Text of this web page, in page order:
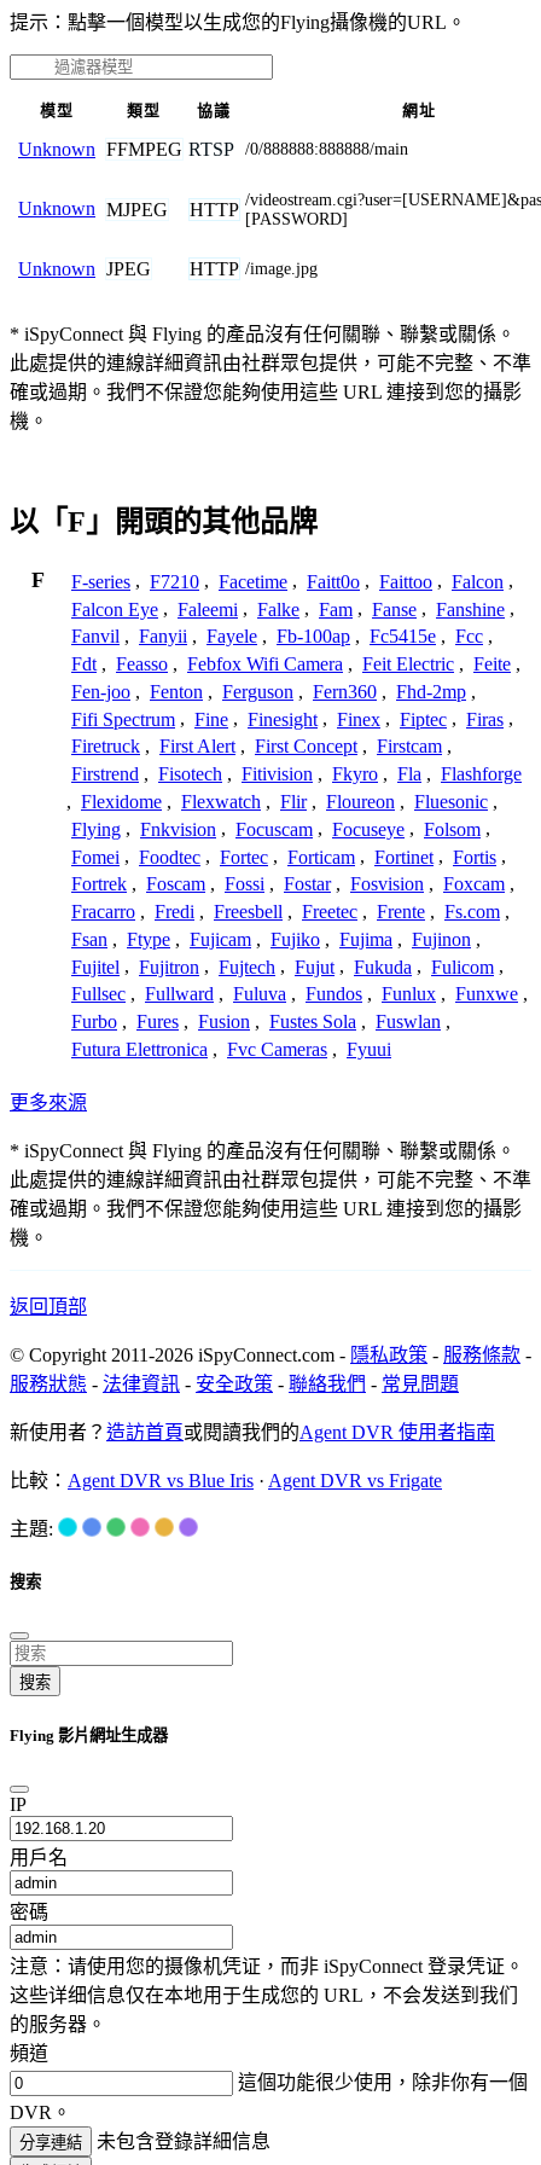
提示：點擊一個模型以生成您的Flying攝像機的URL。
模型 類型 協議 網址
Unknown FFMPEG RTSP /0/888888:888888/main
Unknown MJPEG HTTP /
[PASSWORD]
Unknown JPEG HTTP /image.jpg
* iSpyConnect 與 Flying 的產品沒有任何關聯、聯繫或關係。
此處提供的連線詳細資訊由社群眾包提供，可能不完整、不準
確或過期。我們不保證您能夠使用這些 URL 連接到您的攝影
機。
以「F」開頭的其他品牌
F F-series , F7210 , Facetime , Faitt0o , Faittoo , Falcon ,
Falcon Eye , Faleemi , Falke , Fam , Fanse , Fanshine ,
Fanvil , Fanyii , Fayele , Fb-100ap , Fc5415e , Fcc ,
Fdt , Feasso , Febfox Wifi Camera , Feit Electric , Feite ,
Fen-joo , Fenton , Ferguson , Fern360 , Fhd-2mp ,
Fifi Spectrum , Fine , Finesight , Finex , Fiptec , Firas ,
Firetruck , First Alert , First Concept , Firstcam ,
Firstrend , Fisotech , Fitivision , Fkyro , Fla , Flashforge
, Flexidome , Flexwatch , Flir , Floureon , Fluesonic ,
Flying , Fnkvision , Focuscam , Focuseye , Folsom ,
Fomei , Foodtec , Fortec , Forticam , Fortinet , Fortis ,
Fortrek , Foscam , Fossi , Fostar , Fosvision , Foxcam ,
Fracarro , Fredi , Freesbell , Freetec , Frente , Fs.com ,
Fsan , Ftype , Fujicam , Fujiko , Fujima , Fujinon ,
Fujitel , Fujitron , Fujtech , Fujut , Fukuda , Fulicom ,
Fullsec , Fullward , Fuluva , Fundos , Funlux , Funxwe ,
Furbo , Fures , Fusion , Fustes Sola , Fuswlan ,
Futura Elettronica , Fvc Cameras , Fyuui
更多來源
* iSpyConnect 與 Flying 的產品沒有任何關聯、聯繫或關係。
此處提供的連線詳細資訊由社群眾包提供，可能不完整、不準
確或過期。我們不保證您能夠使用這些 URL 連接到您的攝影
機。
返回頂部
© Copyright 2011-2026 iSpyConnect.com - 隱私政策 - 服務條款 -
服務狀態 - 法律資訊 - 安全政策 - 聯絡我們 - 常見問題
新使用者？ 造訪首頁或閱讀我們的Agent DVR 使用者指南
比較： Agent DVR vs Blue Iris · Agent DVR vs Frigate
主題:
搜索
搜索
Flying 影片網址生成器
IP
用戶名
密碼
注意：请使用您的摄像机凭证，而非 iSpyConnect 登录凭证。
这些详细信息仅在本地用于生成您的 URL，不会发送到我们
的服务器。
頻道
這個功能很少使用，除非你有一個
DVR。
分享連結 未包含登錄詳細信息